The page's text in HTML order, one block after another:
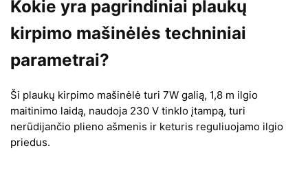
Kokie yra pagrindiniai plaukų
kirpimo mašinėlės techniniai
parametrai?
Ši plaukų kirpimo mašinėlė turi 7W galią, 1,8 m ilgio
maitinimo laidą, naudoja 230 V tinklo įtampą, turi
nerūdijančio plieno ašmenis ir keturis reguliuojamo ilgio
priedus.